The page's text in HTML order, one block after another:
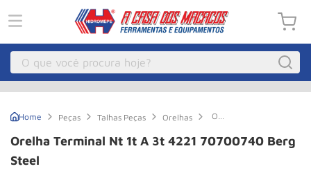
O que você procura hoje?
Peças Talhas Peças Orelhas
Orelha
Nt
1t a
Orelha Terminal Nt 1t A 3t 4221 70700740 Berg
Steel
Guincho Eletrico
º Macaco Hidraulico